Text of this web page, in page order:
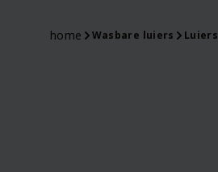
home Wasbare luiers Luiers